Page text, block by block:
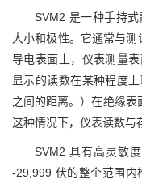
SVM2 是一种手持
大小和极性。它通常与
导电表面上，仪表测量
显示的读数在某种程度
之间的距离。）在绝缘表
这种情况下，仪表读数与
SVM2 具有高灵敏
-29,999 伏的整个范围